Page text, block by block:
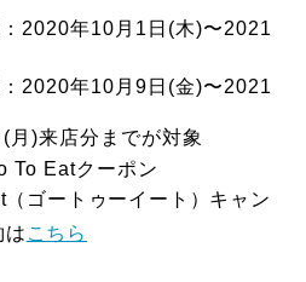
2020年10月1日(木)〜2021
2020年10月9日(金)〜2021
)来店分までが対象
To Eatクーポン
ゴートゥーイート）キャン
は こちら